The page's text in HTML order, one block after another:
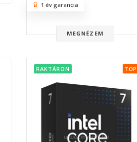
MEGNÉZEM
1 év garancia
RAKTÁRON TOP